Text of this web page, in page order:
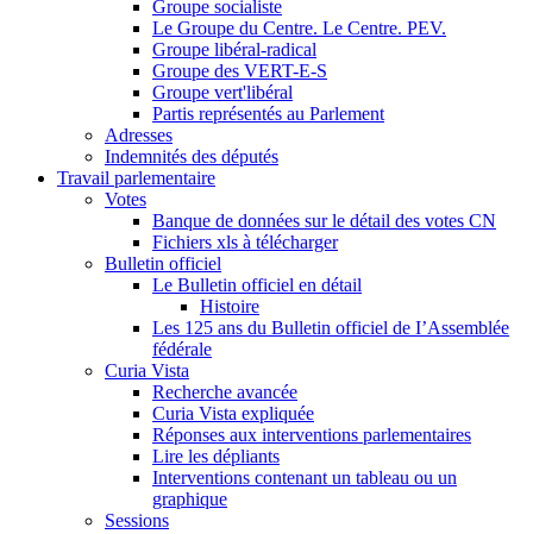
Groupe socialiste
Le Groupe du Centre. Le Centre. PEV.
Groupe libéral-radical
Groupe des VERT-E-S
Groupe vert'libéral
Partis représentés au Parlement
Adresses
Indemnités des députés
Travail parlementaire
Votes
Banque de données sur le détail des votes CN
Fichiers xls à télécharger
Bulletin officiel
Le Bulletin officiel en détail
Histoire
Les 125 ans du Bulletin officiel de I’Assemblée
fédérale
Curia Vista
Recherche avancée
Curia Vista expliquée
Réponses aux interventions parlementaires
Lire les dépliants
Interventions contenant un tableau ou un
graphique
Sessions